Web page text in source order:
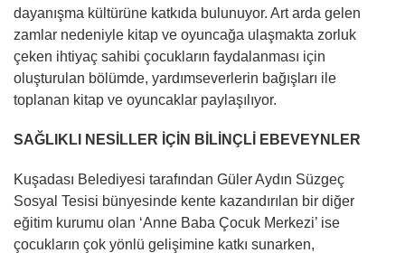
dayanışma kültürüne katkıda bulunuyor. Art arda gelen
zamlar nedeniyle kitap ve oyuncağa ulaşmakta zorluk
çeken ihtiyaç sahibi çocukların faydalanması için
oluşturulan bölümde, yardımseverlerin bağışları ile
toplanan kitap ve oyuncaklar paylaşılıyor.
SAĞLIKLI NESİLLER İÇİN BİLİNÇLİ EBEVEYNLER
Kuşadası Belediyesi tarafından Güler Aydın Süzgeç
Sosyal Tesisi bünyesinde kente kazandırılan bir diğer
eğitim kurumu olan ‘Anne Baba Çocuk Merkezi’ ise
çocukların çok yönlü gelişimine katkı sunarken,